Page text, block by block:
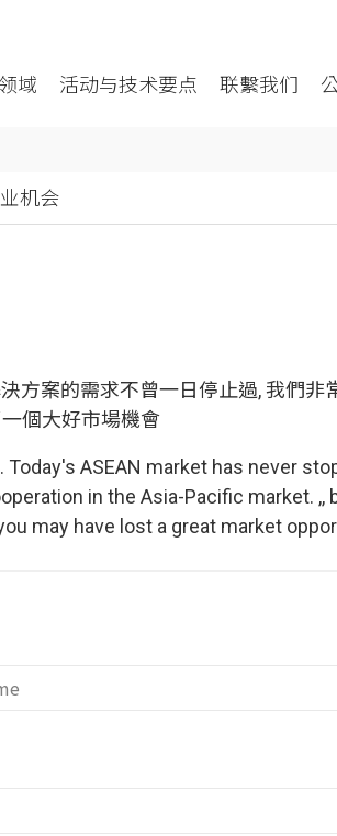
域 活动与技术要点 联繫我们
机会
方案的需求不曾一日停止過, 我們非
個大好市場機會
ASEAN market has never
in the Asia-Pacific market. ,,
may have lost a great market